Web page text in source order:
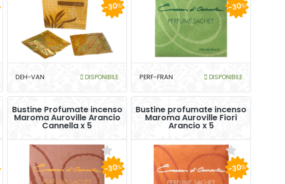
DEH-VAN DISPONIBILE
-30%
PERF-FRAN DISPONIBILE
-30%
Bustine Profumate incenso
Maroma Auroville Arancio
Cannella x 5
-30%
Bustine profumate incenso
Maroma Auroville Fiori
Arancio x 5
-30%